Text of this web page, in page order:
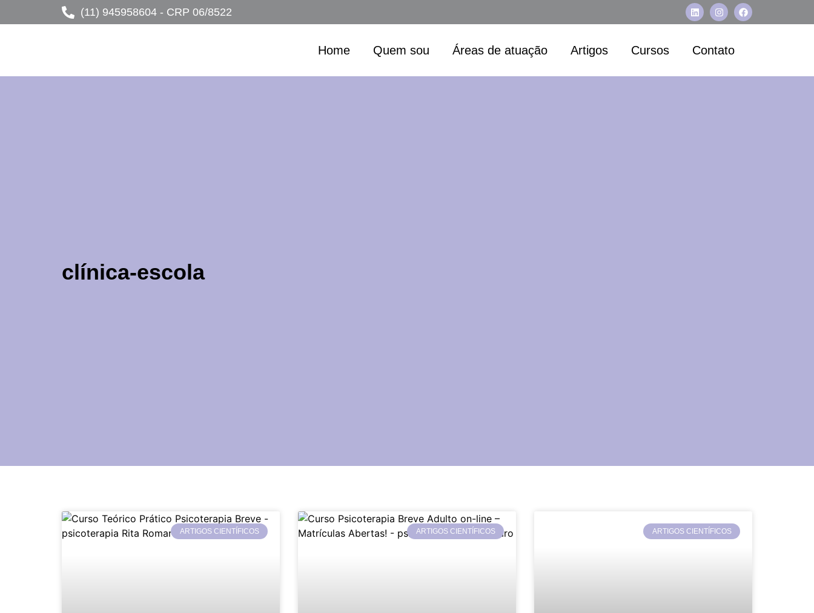
(11) 945958604 - CRP 06/8522
Home Quem sou Áreas de atuação Artigos Cursos Contato
clínica-escola
ARTIGOS CIENTÍFICOS ARTIGOS CIENTÍFICOS ARTIGOS CIENTÍFICOS